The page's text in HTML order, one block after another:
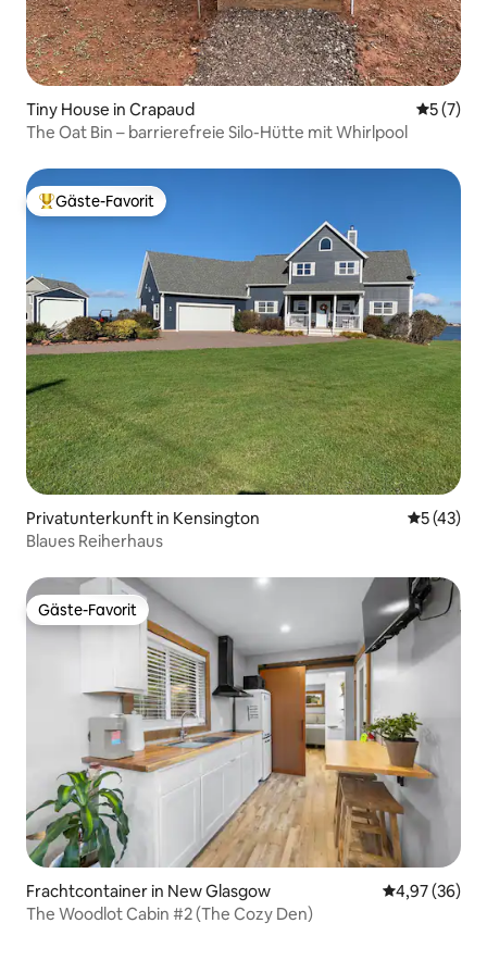
Tiny House in Crapaud
5 (7)
The Oat Bin – barrierefreie Silo-Hütte mit Whirlpool
Beliebter Gäste-Favorit.
Gäste-Favorit
Privatunterkunft in Kensington
5 (43)
Blaues Reiherhaus
Gäste-Favorit
Gäste-Favorit
Frachtcontainer in New Glasgow
4,97 (36)
The Woodlot Cabin #2 (The Cozy Den)